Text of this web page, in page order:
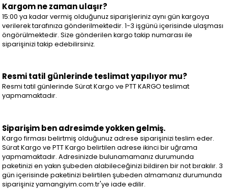
Kargom ne zaman ulaşır?
15:00 ya kadar vermiş olduğunuz siparişleriniz aynı gün kargoya
verilerek tarafınıza gönderilmektedir. 1-3 işgünü içerisinde ulaşması
öngörülmektedir. Size gönderilen kargo takip numarası ile
siparişinizi takip edebilirsiniz.
Resmi tatil günlerinde teslimat yapılıyor mu?
Resmi tatil günlerinde Sürat Kargo ve PTT KARGO teslimat
yapmamaktadır.
Siparişim ben adresimde yokken gelmiş.
Kargo firması belirtmiş olduğunuz adrese siparişinizi teslim eder.
Sürat Kargo ve PTT Kargo belirtilen adrese ikinci bir uğrama
yapmamaktadır. Adresinizde bulunamamanız durumunda
paketinizi en yakın şubeden alabileceğinizi bildiren bir not bırakılır. 3
gün içerisinde paketinizi belirtilen şubeden almamanız durumunda
siparişiniz yamangiyim.com.tr'ye iade edilir.